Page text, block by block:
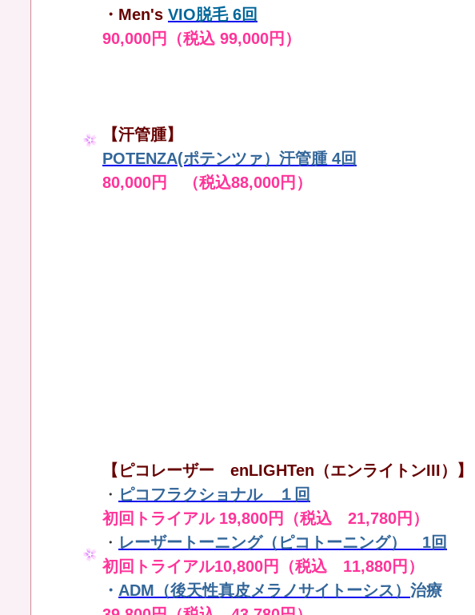
・Men's VIO脱毛 6回
90,000円（税込 99,000円）
【汗管腫】
POTENZA(ポテンツァ）汗管腫 4回
80,000円 （税込88,000円）
【ピコレーザー enLIGHTen（エンライトンIII）】
・ ピコフラクショナル １回
初回トライアル 19,800円（税込 21,780円）
・ レーザートーニング（ピコトーニング） 1回
初回トライアル10,800円（税込 11,880円）
・ ADM（後天性真皮メラノサイトーシス） 治療